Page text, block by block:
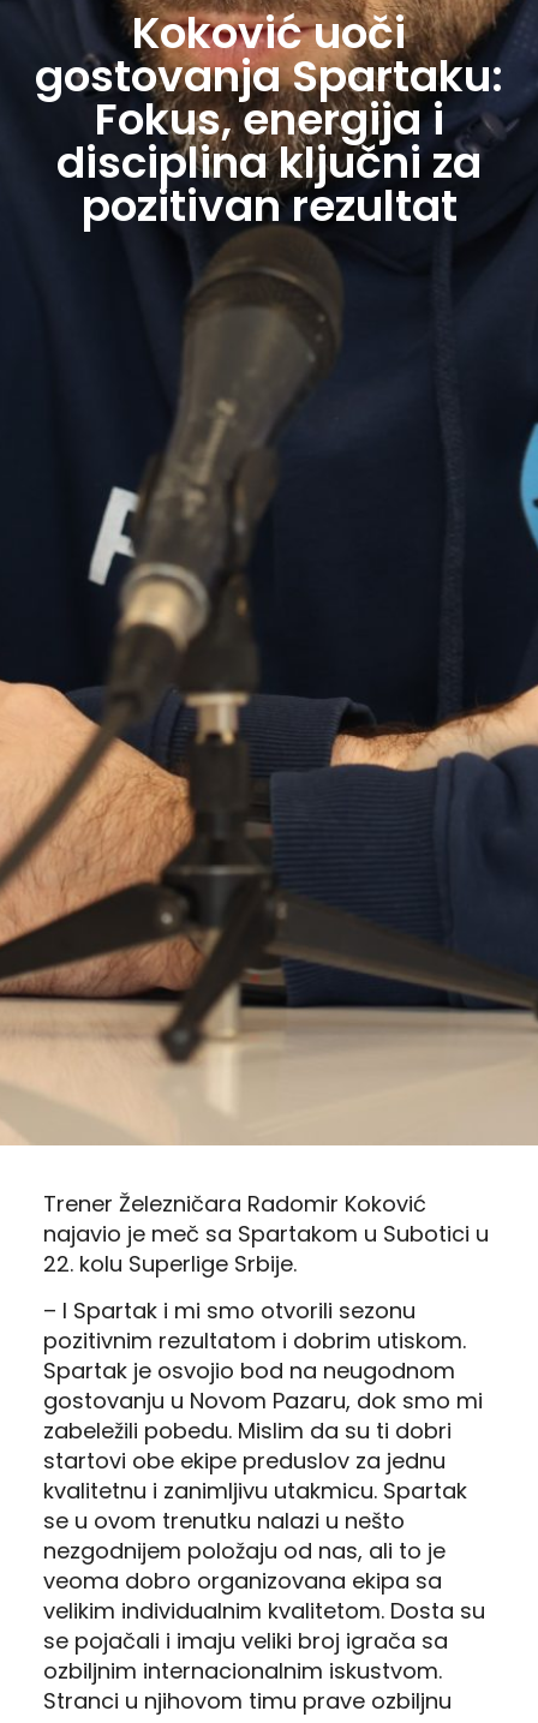
Koković uoči
gostovanja Spartaku:
Fokus, energija i
disciplina ključni za
pozitivan rezultat
Trener Železničara Radomir Koković
najavio je meč sa Spartakom u Subotici u
22. kolu Superlige Srbije.
– I Spartak i mi smo otvorili sezonu
pozitivnim rezultatom i dobrim utiskom.
Spartak je osvojio bod na neugodnom
gostovanju u Novom Pazaru, dok smo mi
zabeležili pobedu. Mislim da su ti dobri
startovi obe ekipe preduslov za jednu
kvalitetnu i zanimljivu utakmicu. Spartak
se u ovom trenutku nalazi u nešto
nezgodnijem položaju od nas, ali to je
veoma dobro organizovana ekipa sa
velikim individualnim kvalitetom. Dosta su
se pojačali i imaju veliki broj igrača sa
ozbiljnim internacionalnim iskustvom.
Stranci u njihovom timu prave ozbiljnu